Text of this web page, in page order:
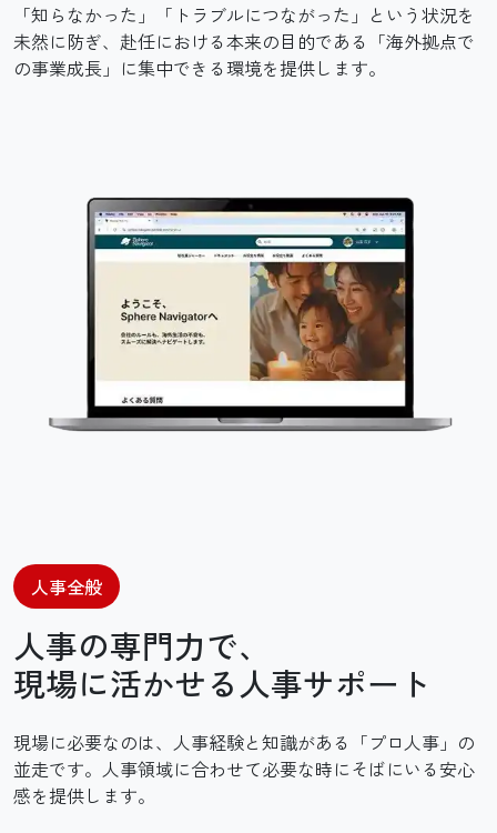
「知らなかった」「トラブルにつながった」という状況を
未然に防ぎ、赴任における本来の目的である「海外拠点で
の事業成長」に集中できる環境を提供します。
人事全般
人事の専門力で、
現場に活かせる人事サポート
現場に必要なのは、人事経験と知識がある「プロ人事」の
並走です。人事領域に合わせて必要な時にそばにいる安心
感を提供します。